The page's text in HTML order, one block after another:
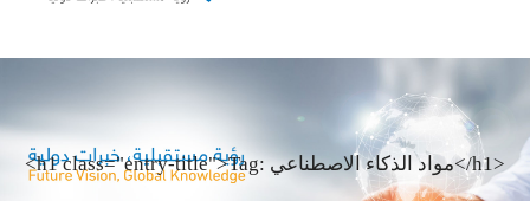
<h1 class="entry-title">Tag: مواد الذكاء الاصطناعي</h1>